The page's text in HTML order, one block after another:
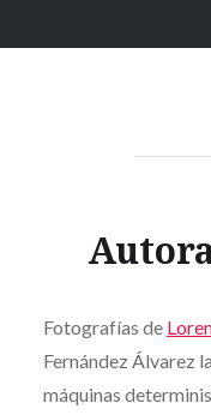
contenido
FILIPINAS.
Fotografías de
Fernández Álvarez
máquinas